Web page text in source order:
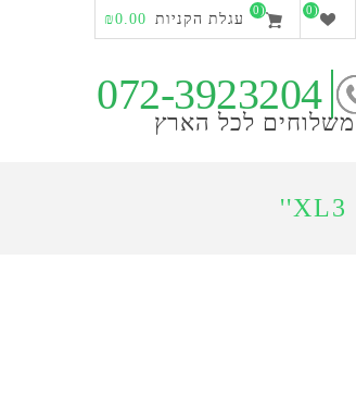
(0)
(0)
עגלת הקניות ₪0.00
072-3923204
משלוחים לכל הארץ